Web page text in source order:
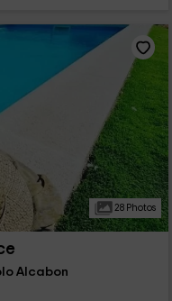
28 Photos
Alcabon